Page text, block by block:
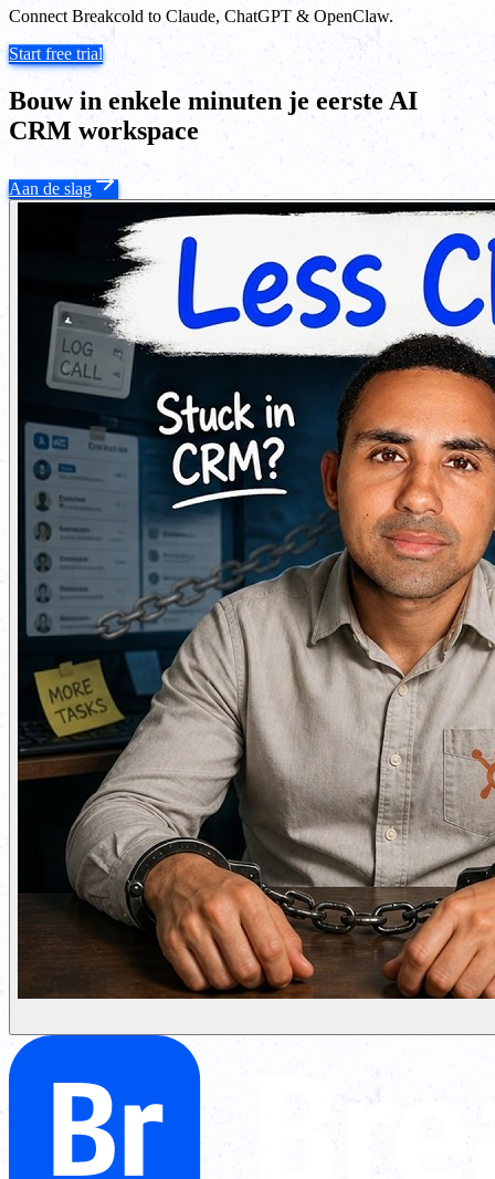
Connect Breakcold to Claude, ChatGPT & OpenClaw.
Start free trial
Bouw in enkele minuten je eerste AI
CRM workspace
Aan de slag